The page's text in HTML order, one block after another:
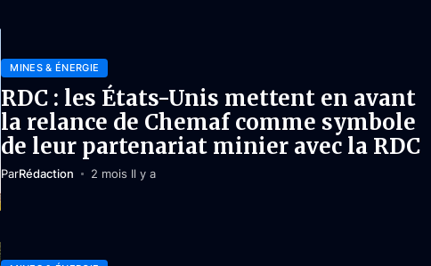
MINES & ÉNERGIE
RDC : les États-Unis mettent en avant
la relance de Chemaf comme symbole
de leur partenariat minier avec la RDC
ParRédaction 2 mois Il y a